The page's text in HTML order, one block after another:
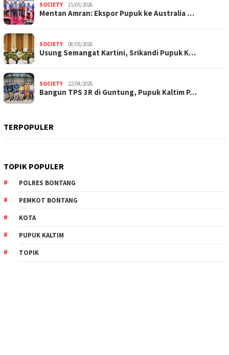
SOCIETY 15/05/2026
Mentan Amran: Ekspor Pupuk ke Australia …
SOCIETY 08/05/2026
Usung Semangat Kartini, Srikandi Pupuk K…
SOCIETY 22/04/2026
Bangun TPS 3R di Guntung, Pupuk Kaltim P…
TERPOPULER
TOPIK POPULER
POLRES BONTANG
PEMKOT BONTANG
KOTA
PUPUK KALTIM
TOPIK